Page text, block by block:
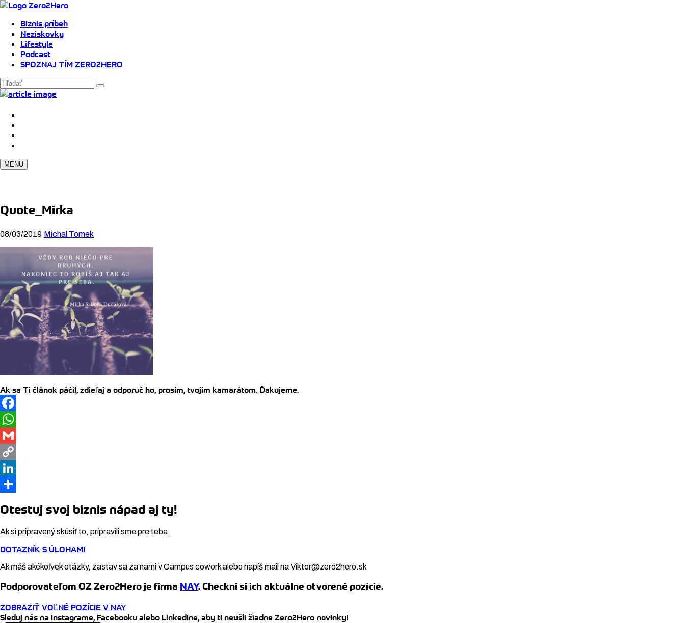
Biznis príbeh
Neziskovky
Lifestyle
Podcast
SPOZNAJ TÍM ZERO2HERO
MENU
Quote_Mirka
08/03/2019 Michal Tomek
Ak sa Ti článok páčil, zdieľaj a odporuč ho, prosím, tvojim kamarátom. Ďakujeme.
Facebook
WhatsApp
Gmail
Copy
Link
LinkedIn
Otestuj svoj biznis nápad aj ty!
Ak si pripravený skúsiť to, pripravili sme pre teba:
DOTAZNÍK S ÚLOHAMI
Ak máš akékoľvek otázky, zastav sa za nami v Campus cowork alebo napíš mail na Viktor@zero2hero.sk
Podporovateľom OZ Zero2Hero je firma NAY. Checkni si ich aktuálne otvorené pozície.
ZOBRAZIŤ VOĽNÉ POZÍCIE V NAY
Sleduj nás na Instagrame, Facebooku alebo LinkedIne, aby ti neušli žiadne Zero2Hero novinky!